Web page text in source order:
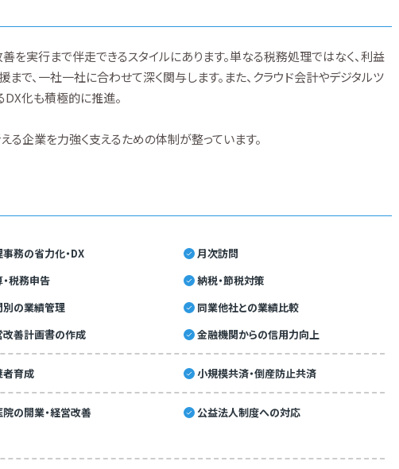
を実行まで伴走できるスタイルにあります。単なる税務処理ではなく、利益
で、一社一社に合わせて深く関与します。また、クラウド会計やデジタルツ
DX化も積極的に推進。
る企業を力強く支えるための体制が整っています。
務の省力化・DX
月次訪問
税務申告
納税・節税対策
別の業績管理
同業他社との業績比較
改善計画書の作成 金融機関からの信用力向上
者育成 小規模共済・倒産防止共済
の開業・経営改善
公益法人制度への対応